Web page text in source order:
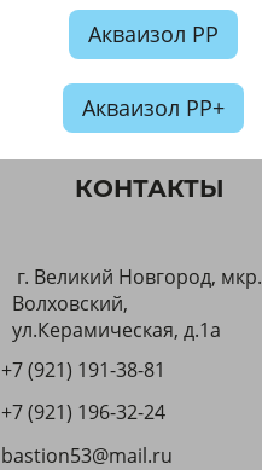
Акваизол РР
Акваизол РР+
КОНТАКТЫ
г. Великий Новгород, мкр.
Волховский,
ул.Керамическая, д.1a
+7 (921) 191-38-81
+7 (921) 196-32-24
bastion53@mail.ru